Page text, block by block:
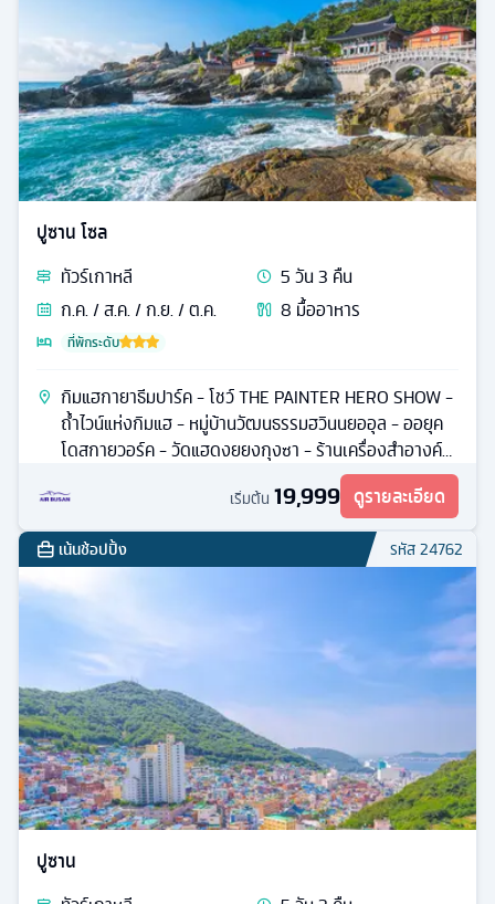
ปูซาน โซล
ทัวร์เกาหลี 5วัน3 คืน
ก.ค. / ส.ค. / ก.ย. / ต.ค.
8 มื้ออาหาร
ที่พักระดับ
กิมแฮกายาธีมปาร์ค - โชว์ THE PAINTER HERO SHOW -
ถ้ำไวน์แห่งกิมแฮ - หมู่บ้านวัฒนธรรมฮวินนยออุล - ออยุค
โดสกายวอร์ค - วัดแฮดงยยงกุงซา - ร้านเครื่องสำอางค์
เริ่มต้น 19,999 ดูรายละเอียด
เน้นช้อปปิ้ง รหัส24762
ปูซาน